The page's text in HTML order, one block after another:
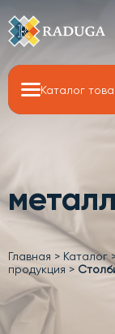
Каталог
Главная > Каталог
продукция >